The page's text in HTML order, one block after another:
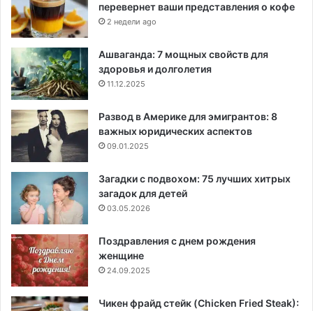
перевернет ваши представления о кофе
2 недели ago
Ашваганда: 7 мощных свойств для
здоровья и долголетия
11.12.2025
Развод в Америке для эмигрантов: 8
важных юридических аспектов
09.01.2025
Загадки с подвохом: 75 лучших хитрых
загадок для детей
03.05.2026
Поздравления с днем рождения
женщине
24.09.2025
Чикен фрайд стейк (Chicken Fried Steak):